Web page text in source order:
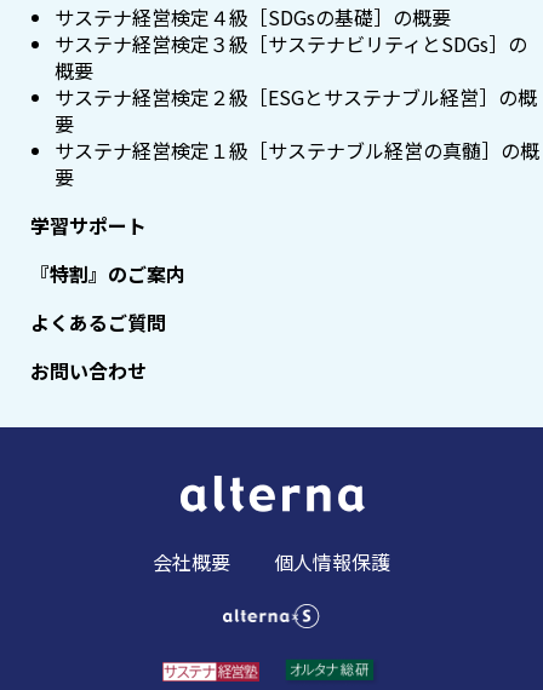
サステナ経営検定４級［SDGsの基礎］の概要
サステナ経営検定３級［サステナビリティとSDGs］の
概要
サステナ経営検定２級［ESGとサステナブル経営］の概
要
サステナ経営検定１級［サステナブル経営の真髄］の概
要
学習サポート
『特割』のご案内
よくあるご質問
お問い合わせ
会社概要 個人情報保護